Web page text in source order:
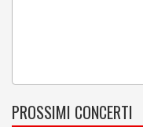
PROSSIMI CONCERTI